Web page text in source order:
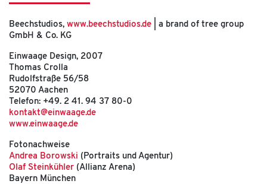
Beechstudios, www.beechstudios.de
| a brand of tree group
GmbH & Co. KG
Einwaage Design, 2007
Thomas Crolla
Rudolfstraße 56/58
52070 Aachen
Telefon: +49. 2 41. 94 37 80-0
kontakt@einwaage.de
www.einwaage.de
Fotonachweise
Andrea Borowski (Portraits und Agentur)
Olaf Steinkühler (Allianz Arena)
Bayern München